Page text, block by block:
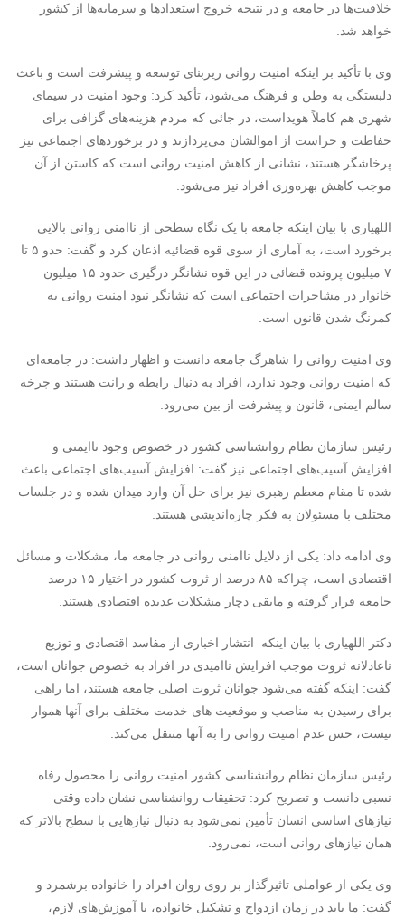
خلاقیت‌ها در جامعه و در نتیجه خروج استعدادها و سرمایه‌ها از کشور
خواهد شد.
وی با تأکید بر اینکه امنیت روانی زیربنای توسعه و پیشرفت است و باعث
دلبستگی به وطن و فرهنگ می‌شود، تأکید کرد: وجود امنیت در سیمای
شهری هم کاملاً هویداست، در جائی که مردم هزینه‌های گزافی برای
حفاظت و حراست از اموالشان می‌پردازند و در برخوردهای اجتماعی نیز
پرخاشگر هستند، نشانی از کاهش امنیت روانی است که کاستن از آن
موجب کاهش بهره‌وری افراد نیز می‌شود.
اللهیاری با بیان اینکه جامعه با یک نگاه سطحی از ناامنی روانی بالایی
برخورد است، به آماری از سوی قوه قضائیه اذعان کرد و گفت: حدو ۵ تا
۷ میلیون پرونده قضائی در این قوه نشانگر درگیری حدود ۱۵ میلیون
خانوار در مشاجرات اجتماعی است که نشانگر نبود امنیت روانی به
کمرنگ شدن قانون است.
وی امنیت روانی را شاهرگ جامعه دانست و اظهار داشت: در جامعه‌ای
که امنیت روانی وجود ندارد، افراد به دنبال رابطه و رانت هستند و چرخه
سالم ایمنی، قانون و پیشرفت از بین می‌رود.
رئیس سازمان نظام روانشناسی کشور در خصوص وجود ناایمنی و
افزایش آسیب‌های اجتماعی نیز گفت: افزایش آسیب‌های اجتماعی باعث
شده تا مقام معظم رهبری نیز برای حل آن وارد میدان شده و در جلسات
مختلف با مسئولان به فکر چاره‌اندیشی هستند.
وی ادامه داد: یکی از دلایل ناامنی روانی در جامعه ما، مشکلات و مسائل
اقتصادی است، چراکه ۸۵ درصد از ثروت کشور در اختیار ۱۵ درصد
جامعه قرار گرفته و مابقی دچار مشکلات عدیده اقتصادی هستند.
دکتر اللهیاری با بیان اینکه انتشار اخباری از مفاسد اقتصادی و توزیع
ناعادلانه ثروت موجب افزایش ناامیدی در افراد به خصوص جوانان است،
گفت: اینکه گفته می‌شود جوانان ثروت اصلی جامعه هستند، اما راهی
برای رسیدن به مناصب و موقعیت های خدمت مختلف برای آنها هموار
نیست، حس عدم امنیت روانی را به آنها منتقل می‌کند.
رئیس سازمان نظام روانشناسی کشور امنیت روانی را محصول رفاه
نسبی دانست و تصریح کرد: تحقیقات روانشناسی نشان داده وقتی
نیازهای اساسی انسان تأمین نمی‌شود به دنبال نیازهایی با سطح بالاتر که
همان نیازهای روانی است، نمی‌رود.
وی یکی از عواملی تاثیرگذار بر روی روان افراد را خانواده برشمرد و
گفت: ما باید در زمان ازدواج و تشکیل خانواده، با آموزش‌های لازم،